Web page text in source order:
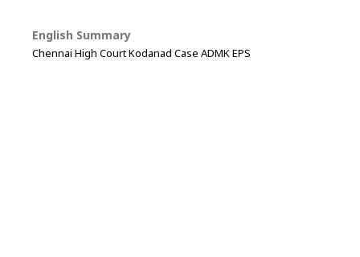
English Summary
Chennai High Court Kodanad Case ADMK EPS